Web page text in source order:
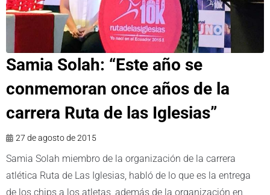
Samia Solah: “Este año se
conmemoran once años de la
carrera Ruta de las Iglesias”
27 de agosto de 2015
Samia Solah miembro de la organización de la carrera
atlética Ruta de Las Iglesias, habló de lo que es la entrega
de los chips a los atletas, además de la organización en